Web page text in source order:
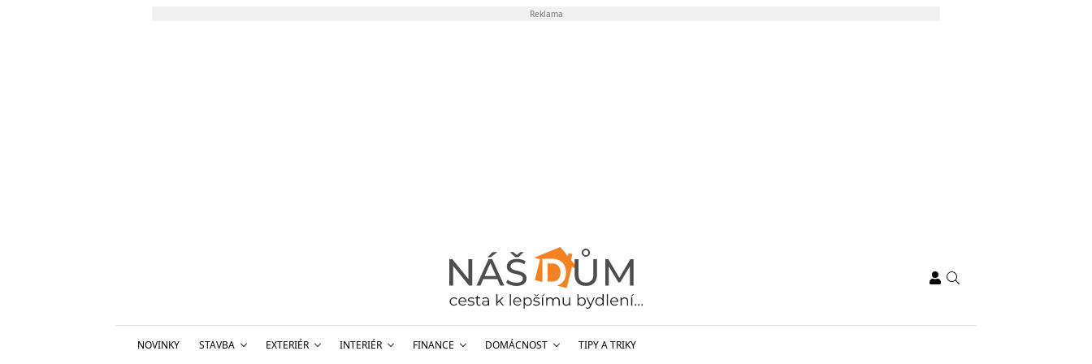
Reklama
NOVINKY STAVBA EXTERIÉR INTERIÉR FINANCE DOMÁCNOST TIPY A TRIKY